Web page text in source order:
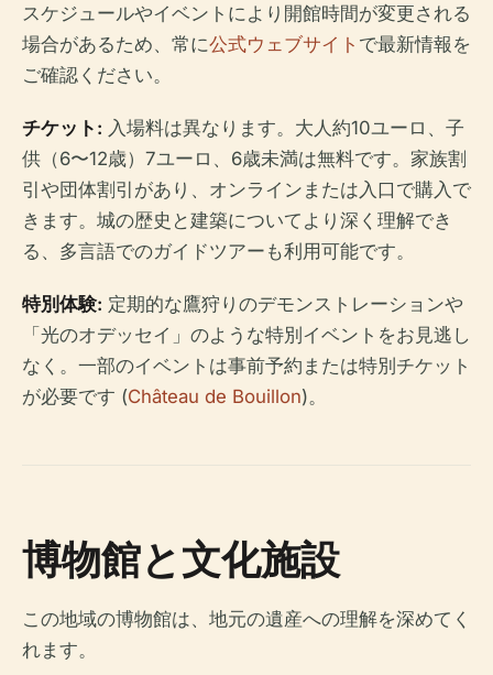
スケジュールやイベントにより開館時間が変更される
場合があるため、常に公式ウェブサイト で最新情報を
ご確認ください。
チケット: 入場料は異なります。大人約10ユーロ、子
供（6〜12歳）7ユーロ、6歳未満は無料です。家族割
引や団体割引があり、オンラインまたは入口で購入で
きます。城の歴史と建築についてより深く理解でき
る、多言語でのガイドツアーも利用可能です。
特別体験: 定期的な鷹狩りのデモンストレーションや
「光のオデッセイ」のような特別イベントをお見逃し
なく。一部のイベントは事前予約または特別チケット
が必要です (Château de Bouillon)。
博物館と文化施設
この地域の博物館は、地元の遺産への理解を深めてく
れます。